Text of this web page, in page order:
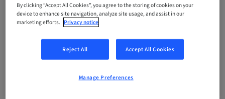
Points
0.00 Points
Delivery method
Theoretical
By clicking “Accept All Cookies”, you agree to the storing of cookies on your
device to enhance site navigation, analyze site usage, and assist in our
marketing efforts. Privacy notice
Reject All Accept All Cookies
Manage Preferences